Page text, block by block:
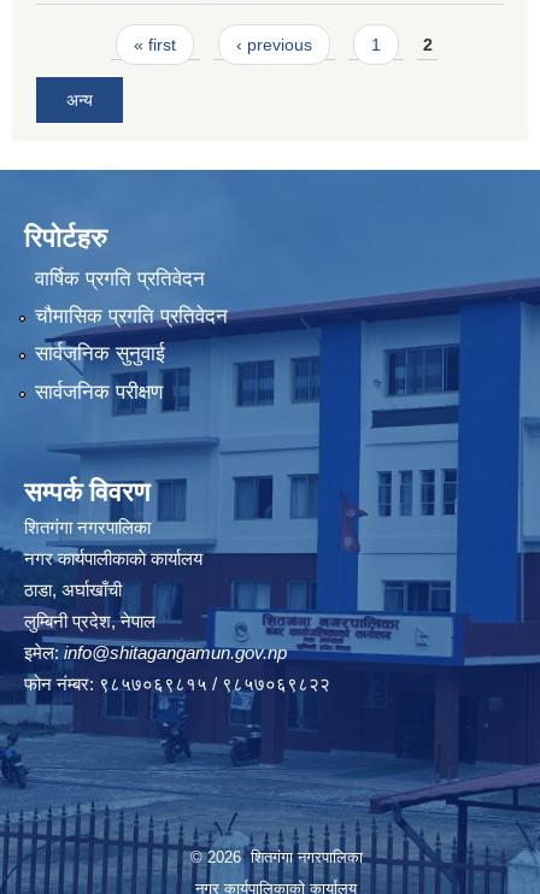
Pages« first ‹ previous 1 2
अन्य
रिपोर्टहरु
वार्षिक प्रगति प्रतिवेदन
चौमासिक प्रगति प्रतिवेदन
सार्वजनिक सुनुवाई
सार्वजनिक परीक्षण
सम्पर्क विवरण
शितगंगा नगरपालिका
नगर कार्यपालीकाकाे कार्यालय
ठाडा, अर्घाखाँची
लुम्बिनी प्रदेश, नेपाल
इमेल: info@shitagangamun.gov.np
फोन नंम्बर: ९८५७०६९८१५ / ९८५७०६९८२२
© 2026 शितगंगा नगरपालिका
नगर कार्यपालिकाकाे कार्यालय